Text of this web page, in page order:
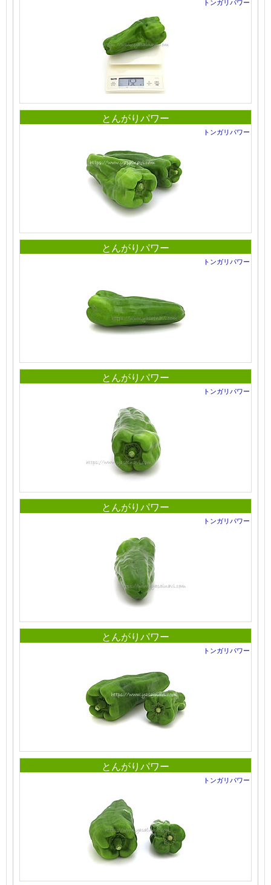
とんがりパワー
トンガリパワー
とんがりパワー
トンガリパワー
とんがりパワー
トンガリパワー
とんがりパワー
トンガリパワー
とんがりパワー
トンガリパワー
とんがりパワー
トンガリパワー